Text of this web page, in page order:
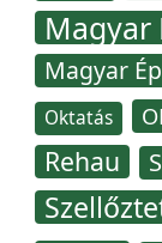
Magyar
Magyar
Oktatás
Rehau